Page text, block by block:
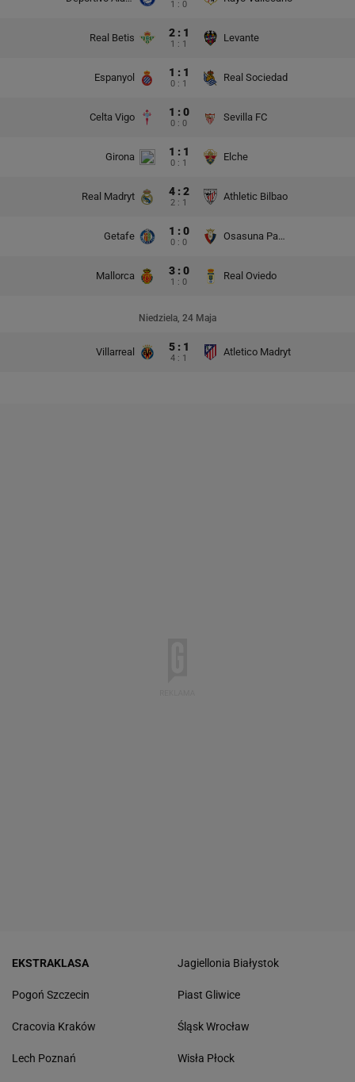
1 : 0
Real Betis 2 : 1
1 : 1
Levante
Espanyol 1 : 1
0 : 1
Real Sociedad
Celta Vigo 1 : 0
0 : 0
Sevilla FC
Girona 1 : 1
0 : 1
Elche
Real Madryt 4 : 2
2 : 1
Athletic Bilbao
Getafe 1 : 0
0 : 0
Osasuna Pampeluna
Mallorca 3 : 0
1 : 0
Real Oviedo
Niedziela, 24 Maja
Villarreal 5 : 1
4 : 1
Atletico Madryt
EKSTRAKLASA
Pogoń Szczecin
Cracovia Kraków
Lech Poznań
Jagiellonia Białystok
Piast Gliwice
Śląsk Wrocław
Wisła Płock